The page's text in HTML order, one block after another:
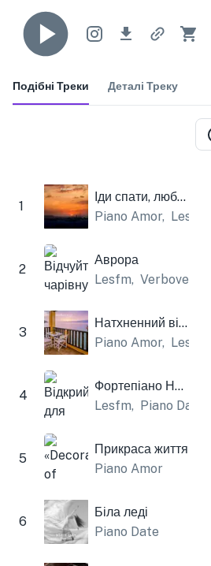
Подібні Треки Деталі Треку
1
Іди спати, любов моя
Piano Amor, Lesfm
2
Аврора
Lesfm, Verbovets
3
Натхненний відпочинок
Piano Amor, Lesfm
4
Фортепіано Надія
Lesfm, Piano Date
5
Прикраса життя
Piano Amor
6
Біла леді
Piano Date